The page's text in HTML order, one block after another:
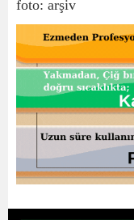
foto: arşiv